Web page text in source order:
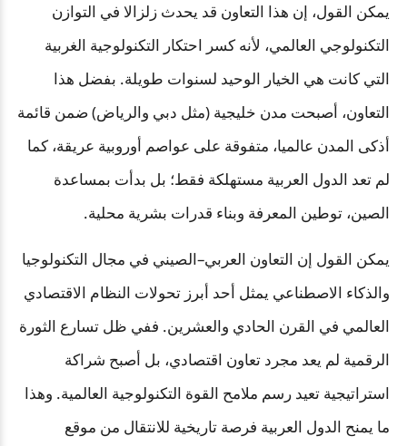
يمكن القول، إن هذا التعاون قد يحدث زلزالا في التوازن
التكنولوجي العالمي، لأنه كسر احتكار التكنولوجية الغربية
التي كانت هي الخيار الوحيد لسنوات طويلة. بفضل هذا
التعاون، أصبحت مدن خليجية (مثل دبي والرياض) ضمن قائمة
أذكى المدن عالميا، متفوقة على عواصم أوروبية عريقة، كما
لم تعد الدول العربية مستهلكة فقط؛ بل بدأت بمساعدة
الصين، توطين المعرفة وبناء قدرات بشرية محلية.
يمكن القول إن التعاون العربي–الصيني في مجال التكنولوجيا
والذكاء الاصطناعي يمثل أحد أبرز تحولات النظام الاقتصادي
العالمي في القرن الحادي والعشرين. ففي ظل تسارع الثورة
الرقمية لم يعد مجرد تعاون اقتصادي، بل أصبح شراكة
استراتيجية تعيد رسم ملامح القوة التكنولوجية العالمية. وهذا
ما يمنح الدول العربية فرصة تاريخية للانتقال من موقع